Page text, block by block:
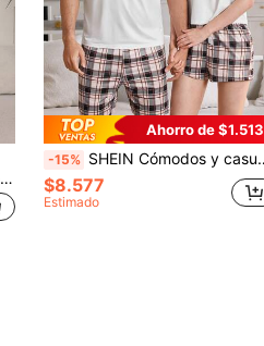
DAZY Conjunto de pijama de hombre de color gris oscuro sólido, para verano
Ahorro de $1.513
-15% SHEIN Cómodos y casuales conjuntos de pijama a juego con estampado de cuadros y diseño de taza de café para parejas
$8.577
Estimado